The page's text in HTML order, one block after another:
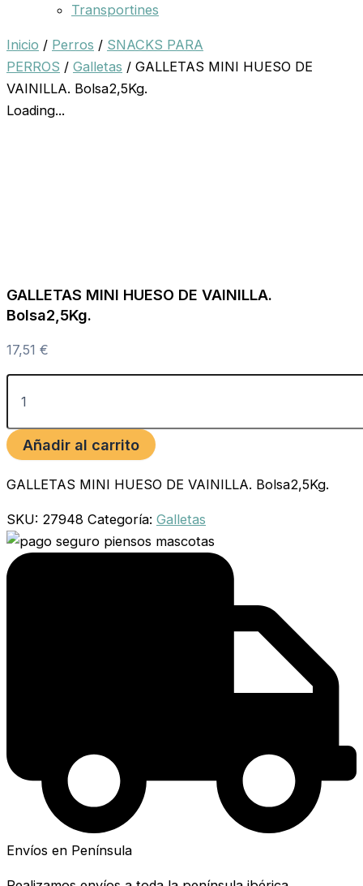
Transportines
Inicio / Perros / SNACKS PARA
PERROS / Galletas / GALLETAS MINI HUESO DE
VAINILLA. Bolsa2,5Kg.
Loading...
GALLETAS MINI HUESO DE VAINILLA.
Bolsa2,5Kg.
17,51 €
Añadir al carrito
GALLETAS MINI HUESO DE VAINILLA. Bolsa2,5Kg.
SKU: 27948 Categoría: Galletas
Envíos en Península